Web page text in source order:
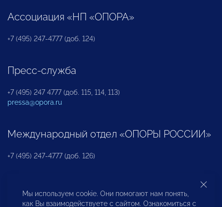
Ассоциация «НП «ОПОРА»
+7 (495) 247-4777 (доб. 124)
Пресс-служба
+7 (495) 247 4777 (доб. 115, 114, 113)
pressa@opora.ru
Международный отдел «ОПОРЫ РОССИИ»
+7 (495) 247-4777 (доб. 126)
Бюро по защите прав предпринимателей и
инвесторов
Мы используем cookie. Они помогают нам понять,
как Вы взаимодействуете с сайтом. Ознакомиться с